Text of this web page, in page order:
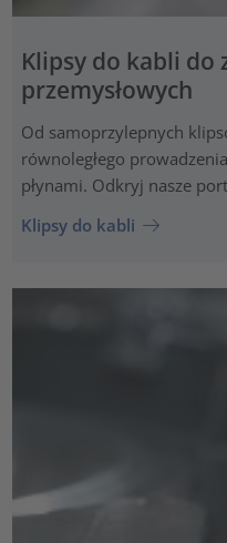
Klipsy do kabli do
przemysłowych
Od samoprzylepnych
równoległego
płynami. Odkryj nasze
Klipsy do kabli